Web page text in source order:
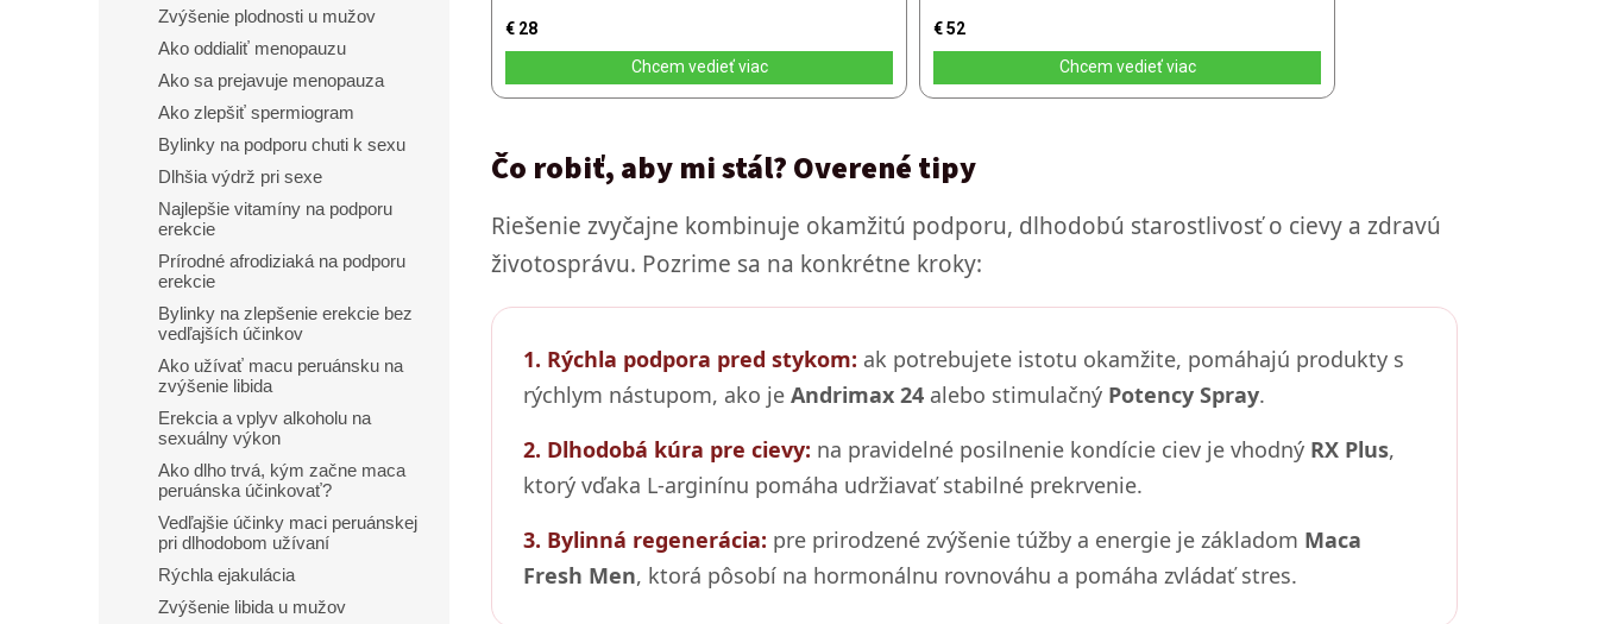
Zvýšenie plodnosti u mužov
Ako oddialiť menopauzu
Ako sa prejavuje menopauza
Ako zlepšiť spermiogram
Bylinky na podporu chuti k sexu
Dlhšia výdrž pri sexe
Najlepšie vitamíny na podporu
erekcie
Prírodné afrodiziaká na podporu
erekcie
Bylinky na zlepšenie erekcie bez
vedľajších účinkov​
Ako užívať macu peruánsku na
zvýšenie libida
Erekcia a vplyv alkoholu na
sexuálny výkon
Ako dlho trvá, kým začne maca
peruánska účinkovať?
Vedľajšie účinky maci peruánskej
pri dlhodobom užívaní
Rýchla ejakulácia
Zvýšenie libida u mužov
Čo robiť, aby mi stál? Overené tipy
Riešenie zvyčajne kombinuje okamžitú podporu, dlhodobú starostlivosť o cievy a zdravú
životosprávu. Pozrime sa na konkrétne kroky:
1. Rýchla podpora pred stykom: ak potrebujete istotu okamžite, pomáhajú produkty s
rýchlym nástupom, ako je Andrimax 24 alebo stimulačný Potency Spray.
2. Dlhodobá kúra pre cievy: na pravidelné posilnenie kondície ciev je vhodný RX Plus,
ktorý vďaka L-arginínu pomáha udržiavať stabilné prekrvenie.
3. Bylinná regenerácia: pre prirodzené zvýšenie túžby a energie je základom Maca
Fresh Men, ktorá pôsobí na hormonálnu rovnováhu a pomáha zvládať stres.